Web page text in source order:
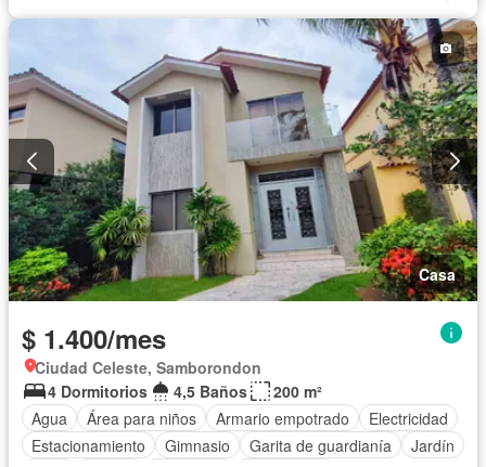
Casa
$ 1.400/mes
Ciudad Celeste, Samborondon
4 Dormitorios
4,5 Baños
200 m²
Agua
Área para niños Armario empotrado
Electricidad
Estacionamiento
Gimnasio Garita de guardianía
Jardín